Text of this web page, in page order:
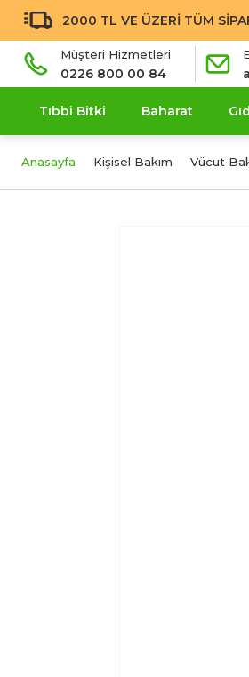
2000 TL VE ÜZERİ TÜM
Müşteri Hizmetleri
0226 800 00 84
Tıbbi Bitki Baharat
Anasayfa Kişisel Bakım Vücut